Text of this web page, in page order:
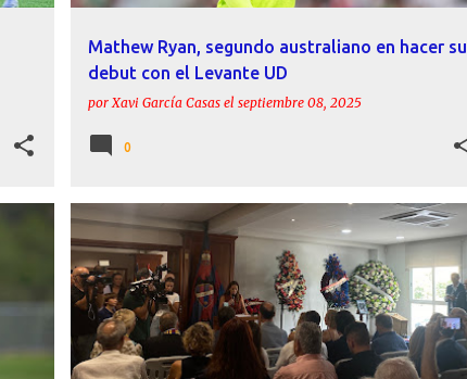
Mathew Ryan, segundo australiano en hacer su
debut con el Levante UD
porXavi García Casas el septiembre 08, 2025
0
ACTUALIDAD HISTORIA LEVANTE UD